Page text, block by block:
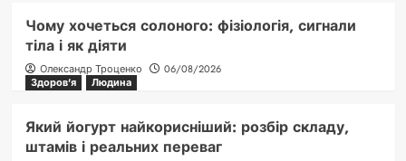
Чому хочеться солоного: фізіологія, сигнали
тіла і як діяти
Олександр Троценко
06/08/2026
Здоров'я
Людина
Який йогурт найкорисніший: розбір складу,
штамів і реальних переваг